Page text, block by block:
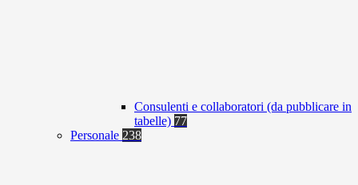
Consulenti e collaboratori (da pubblicare in
tabelle) 77
Personale 238